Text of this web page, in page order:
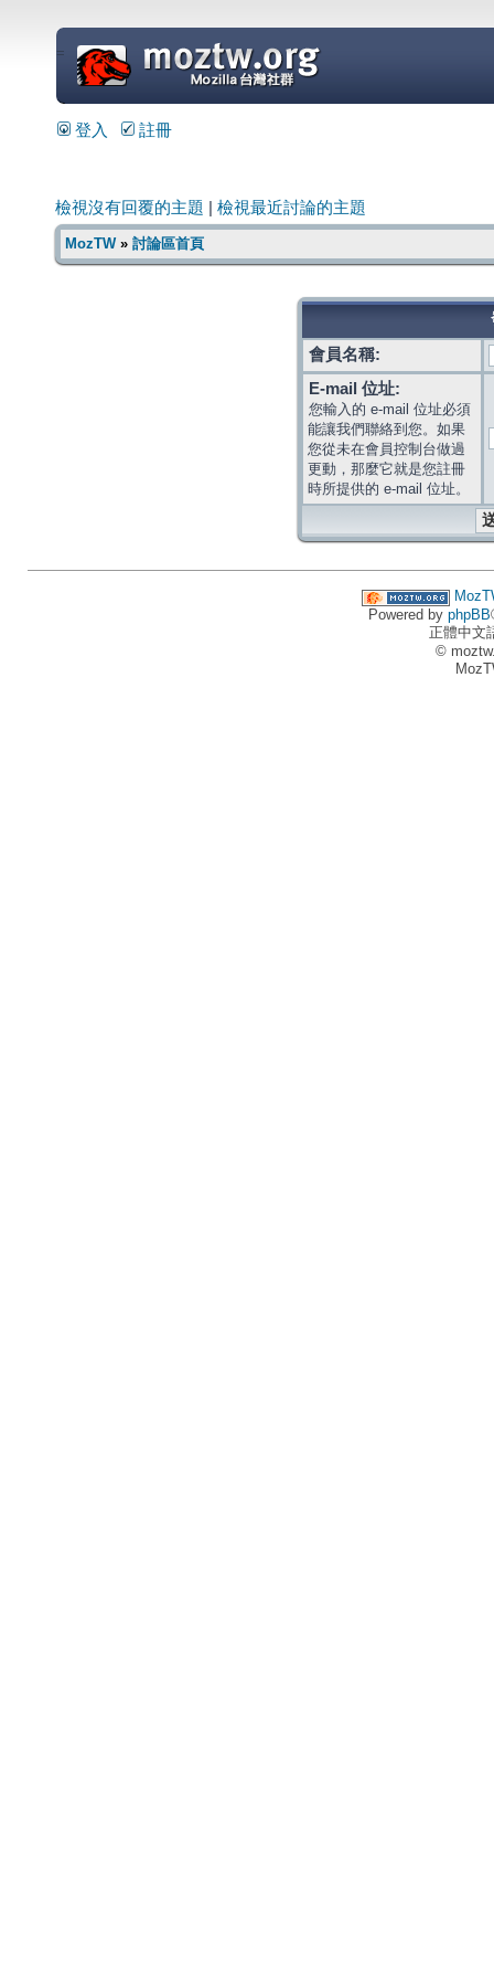
=
登入 註冊
檢視沒有回覆的主題 檢視最近討論的主題
MozTW» 討論區首頁
會員名稱:
E-mail 位址:
您輸入的 e-mail 位址必須
能讓我們聯絡到您。如果
您從未在會員控制台做過
更動，那麼它就是您註冊
時所提供的 e-mail 位址。
Powered by phpBB
正體中文
©